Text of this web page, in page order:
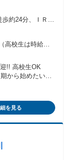
約24分、ＩＲい
浅野川線 割出徒
高校生は時給
!! 高校生OK
から始めたい」
を見る